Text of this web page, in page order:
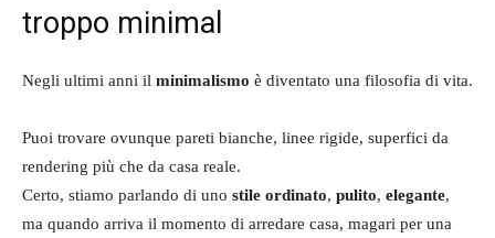
troppo minimal
Negli ultimi anni il minimalismo è diventato una filosofia di vita.
Puoi trovare ovunque pareti bianche, linee rigide, superfici da
rendering più che da casa reale.
Certo, stiamo parlando di uno stile ordinato, pulito, elegante,
ma quando arriva il momento di arredare casa, magari per una